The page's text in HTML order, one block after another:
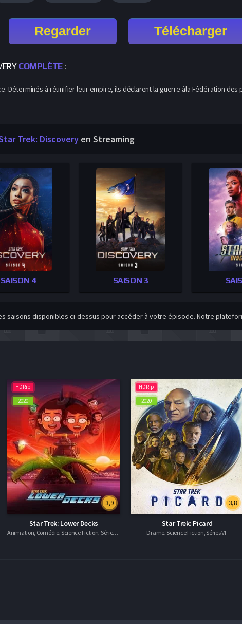
Regarder Télécharger
COMPLÈTE:
Déterminés à réunifier leur empire, ils déclarent la guerre àla Fédération
Trek: Discovery en Streaming
SAISON 4 SAISON 3
saisons disponibles ci-dessus pour accéder à votre épisode. Notre
HDRip
2020
3,9
Star Trek: Lower Decks
Animation, Comédie, Science Fiction, Séries VF
HDRip
2020
3,8
Star Trek: Picard
Drame, Science Fiction, Séries VF